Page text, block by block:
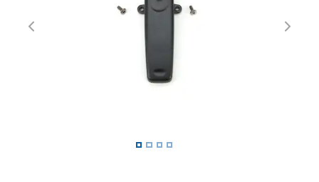
Previous Next